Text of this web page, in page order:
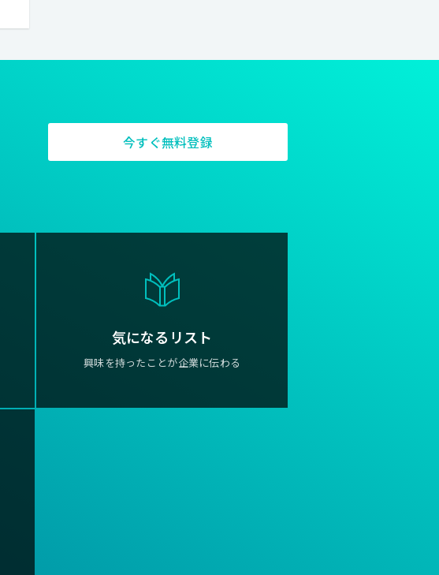
今すぐ無料登録
気になるリスト
興味を持ったことが企業に伝わる